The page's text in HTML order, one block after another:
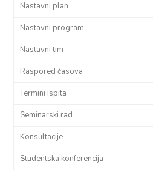
Nastavni plan
Nastavni program
Nastavni tim
Raspored časova
Termini ispita
Seminarski rad
Konsultacije
Studentska konferencija